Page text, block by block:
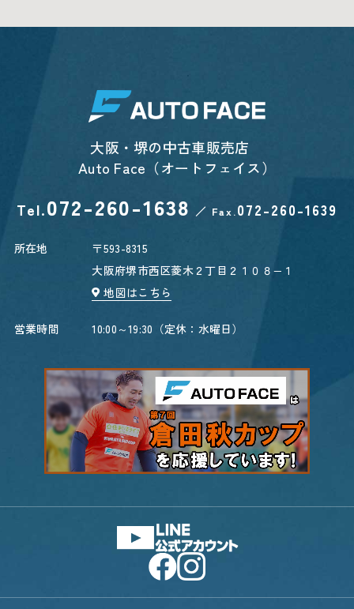
大阪・堺の中古車販売店
Auto Face（オートフェイス）
Tel.072-260-1638 ／ Fax.072-260-1639
所在地
〒593-8315
大阪府堺市西区菱木２丁目２１０８−１
地図はこちら
営業時間 10:00～19:30（定休：水曜日）